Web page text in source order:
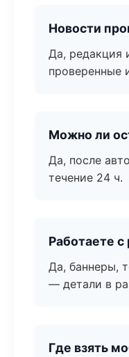
Новости
Да, редакция
проверенные
Можно ли
Да, после
течение 24 ч.
Работаете
Да, баннеры,
— детали в
Где взять